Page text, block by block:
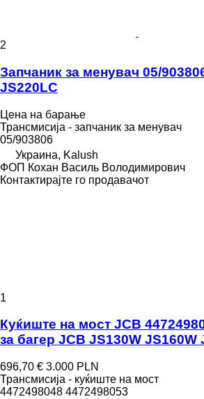
2
Запчаник за менувач 05/
JS220LC
Цена на барање
Трансмисија - запчаник за менувач
05/903806
Украина, Kalush
ФОП Кохан Василь Володимирович
Контактирајте го продавачот
1
Куќиште на мост JCB
за багер JCB JS130W JS160W
696,70 € 3.000 PLN
Трансмисија - куќиште на мост
4472498048 4472498053